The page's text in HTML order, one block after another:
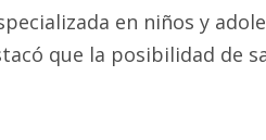
en niños y
que la posibilidad de